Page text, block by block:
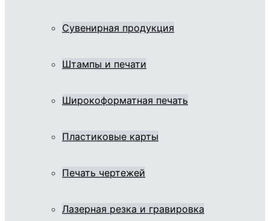
Сувенирная продукция
Штампы и печати
Широкоформатная печать
Пластиковые карты
Печать чертежей
Лазерная резка и гравировка